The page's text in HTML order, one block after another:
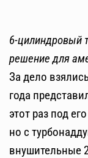
6-цилиндровый
решение для
За дело
года
этот раз под
но с
внушительные